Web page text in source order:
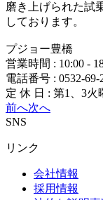
磨き上げられた試
しております。
プジョー豊橋
営業時間 : 10:00 -
電話番号 : 0532-69-
定 休 日 : 第1、3火
前へ次へ
SNS
リンク
会社情報
採用情報